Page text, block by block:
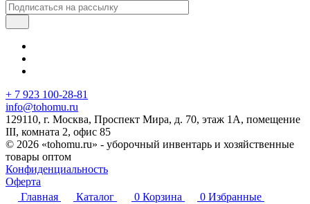
+ 7 923 100-28-81
info@tohomu.ru
129110, г. Москва, Проспект Мира, д. 70, этаж 1А, помещение
III, комната 2, офис 85
© 2026 «tohomu.ru» - уборочный инвентарь и хозяйственные
товары оптом
Конфиденциальность
Оферта
Главная
Каталог 0 Корзина 0 Избранные